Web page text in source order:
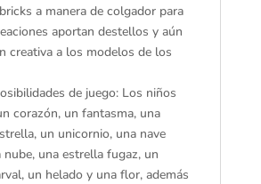
a manera de colgador para
aportan destellos y aún
creativa a los modelos de los
de juego: Los niños
corazón, un fantasma, una
un unicornio, una nave
nube, una estrella fugaz, un
un helado y una flor, además